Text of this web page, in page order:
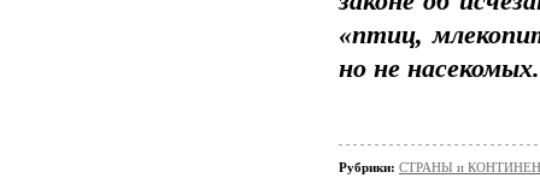
«птиц,
но не насекомых.
Рубрики: СТРАНЫ и